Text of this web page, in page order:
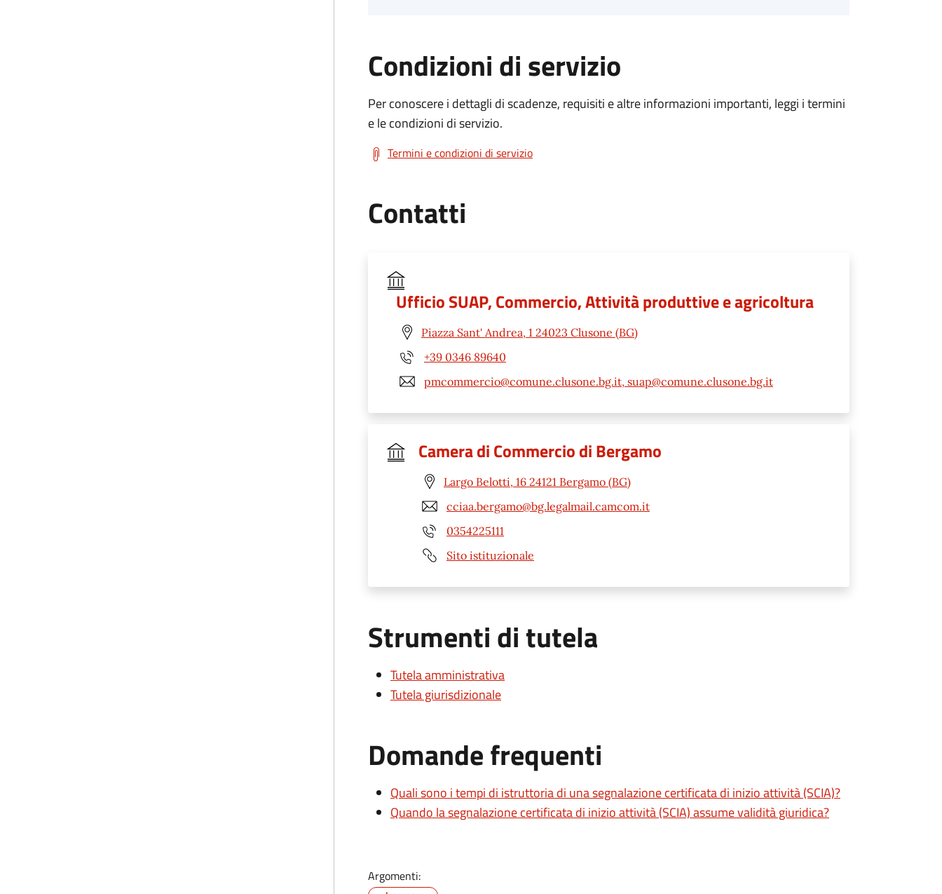
Condizioni di servizio
Per conoscere i dettagli di scadenze, requisiti e altre informazioni importanti, leggi i termini
e le condizioni di servizio.
Termini e condizioni di servizio
Contatti
Ufficio SUAP, Commercio, Attività produttive e agricoltura
Piazza Sant' Andrea, 1 24023 Clusone (BG)
+39 0346 89640
pmcommercio@comune.clusone.bg.it, suap@comune.clusone.bg.it
Camera di Commercio di Bergamo
Largo Belotti, 16 24121 Bergamo (BG)
cciaa.bergamo@bg.legalmail.camcom.it
0354225111
Sito istituzionale
Strumenti di tutela
Tutela amministrativa
Tutela giurisdizionale
Domande frequenti
Quali sono i tempi di istruttoria di una segnalazione certificata di inizio attività (SCIA)?
Quando la segnalazione certificata di inizio attività (SCIA) assume validità giuridica?
Argomenti: